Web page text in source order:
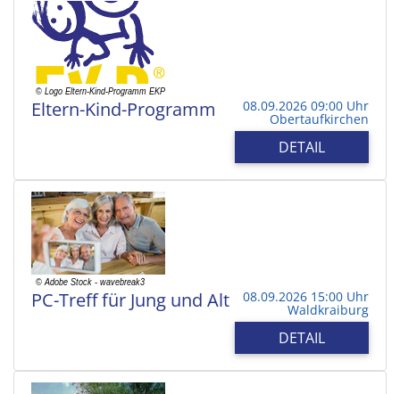
Eltern-Kind-Programm 08.09.2026 09:00 Uhr
Obertaufkirchen
DETAIL
PC-Treff für Jung und Alt 08.09.2026 15:00 Uhr
Waldkraiburg
DETAIL